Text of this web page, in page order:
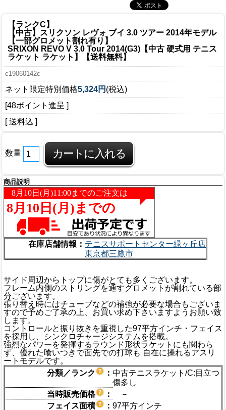
【ランクC】
【中古】スリクソン レヴォ ブイ 3.0 ツアー 2014年モデル
【一部グロメット割れ有り】
SRIXON REVO V 3.0 Tour 2014(G3)【中古 硬式用 テニス
ラケット ラケット】【送料無料】
c19060142c
ネット限定特別価格5,324円 (税込)
[48ポイント進呈 ]
[ 送料込 ]
数量
商品説明
在庫店舗情報： テニスサポートセンター緑ヶ丘店
東京都三鷹市
サイド周辺からトップに傷がとても多くございます。
フレーム内側のストリングを通すグロメットが割れている部
分ございます。
張り替え時にはチューブなどの補強が必要な場合もございま
すので予めご了承の上、お買い求め下さいますようお願い致
します。
コントロールと振り抜きを重視した97平方インチ・フェイス
を採用し、シンクロチャージシステムを搭載。
強烈なパワーを発揮するラウンド形状ラケットにも関わら
ず、優れた喰いつきで面先での打球も 自在に操れるアスリ
ートモデルです。
分類／ランク
： 中古テニスラケット/C:目立つ
傷多し
当時販売価格
：
－
フェイス面積
： 97平方インチ